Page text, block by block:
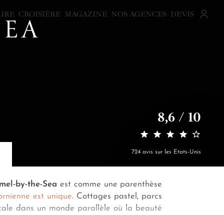
CROISIÈRE MAGAZINE NOS AGENCES DEVIS
8,6 / 10
724 avis sur les Etats-Unis
by-the-Sea est comme une parenthèse
est unique. Cottages pastel, parcs
dans un monde parallèle où la beauté